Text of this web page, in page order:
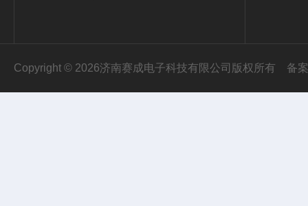
Copyright © 2026济南赛成电子科技有限公司版权所有 备